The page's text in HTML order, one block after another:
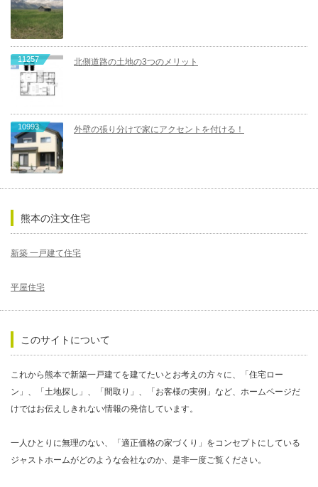
11257 北側道路の土地の3つのメリット
10993 外壁の張り分けで家にアクセントを付ける！
熊本の注文住宅
新築 一戸建て住宅
平屋住宅
このサイトについて
これから熊本で新築一戸建てを建てたいとお考えの方々に、「住宅ロー
ン」、「土地探し」、「間取り」、「お客様の実例」など、ホームページだ
けではお伝えしきれない情報の発信しています。
一人ひとりに無理のない、「適正価格の家づくり」をコンセプトにしている
ジャストホームがどのような会社なのか、是非一度ご覧ください。